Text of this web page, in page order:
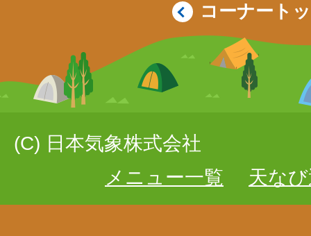
コーナート
(C) 日本気象株式会社
メニュー一覧
天な